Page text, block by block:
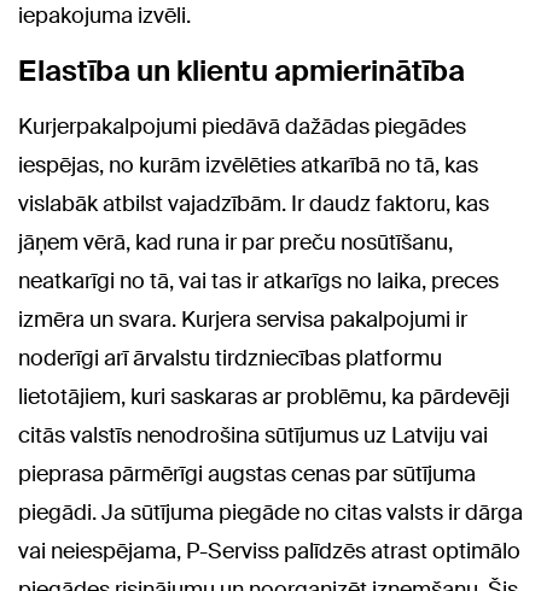
iepakojuma izvēli.
Elastība un klientu apmierinātība
Kurjerpakalpojumi piedāvā dažādas piegādes
iespējas, no kurām izvēlēties atkarībā no tā, kas
vislabāk atbilst vajadzībām. Ir daudz faktoru, kas
jāņem vērā, kad runa ir par preču nosūtīšanu,
neatkarīgi no tā, vai tas ir atkarīgs no laika, preces
izmēra un svara. Kurjera servisa pakalpojumi ir
noderīgi arī ārvalstu tirdzniecības platformu
lietotājiem, kuri saskaras ar problēmu, ka pārdevēji
citās valstīs nenodrošina sūtījumus uz Latviju vai
pieprasa pārmērīgi augstas cenas par sūtījuma
piegādi. Ja sūtījuma piegāde no citas valsts ir dārga
vai neiespējama, P-Serviss palīdzēs atrast optimālo